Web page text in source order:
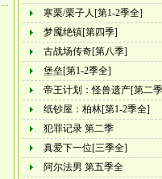
寒栗/栗子人[第1-2季全]
梦魇绝镇[第四季]
古战场传奇[第八季]
堡垒[第1-2季全]
帝王计划：怪兽遗产[第二
纸钞屋：柏林[第1-2季全]
犯罪记录 第二季
真爱下一位[三季全]
阿尔法男 第五季全